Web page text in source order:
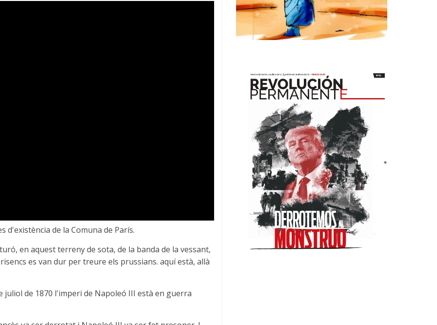
d'existència de la Comuna de París.
en aquest terreny de sota, de la banda de la vessant,
es van dur per treure els prussians. aquí està, allà
juliol de 1870 l'imperi de Napoleó III està en guerra